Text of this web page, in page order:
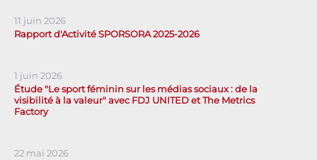
11 juin 2026
Rapport d'Activité SPORSORA 2025-2026
1 juin 2026
Étude "Le sport féminin sur les médias sociaux : de la
visibilité à la valeur" avec FDJ UNITED et The Metrics
Factory
22 mai 2026